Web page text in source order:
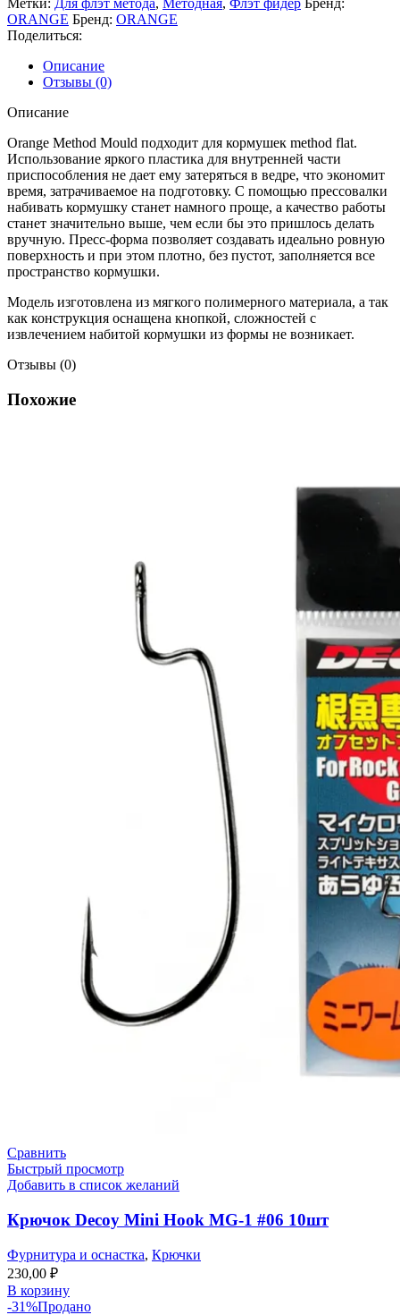
ORANGE Бренд: ORANGE
Поделиться:
Описание
Отзывы (0)
Описание
Orange Method Mould подходит для кормушек method flat.
Использование яркого пластика для внутренней части
приспособления не дает ему затеряться в ведре, что экономит
время, затрачиваемое на подготовку. С помощью прессовалки
набивать кормушку станет намного проще, а качество работы
станет значительно выше, чем если бы это пришлось делать
вручную. Пресс-форма позволяет создавать идеально ровную
поверхность и при этом плотно, без пустот, заполняется все
пространство кормушки.
Модель изготовлена из мягкого полимерного материала, а так
как конструкция оснащена кнопкой, сложностей с
извлечением набитой кормушки из формы не возникает.
Отзывы (0)
Похожие
Сравнить
Быстрый просмотр
Добавить в список желаний
Крючок Decoy Mini Hook MG-1 #06 10шт
Фурнитура и оснастка, Крючки
230,00 ₽
В корзину
-31%Продано